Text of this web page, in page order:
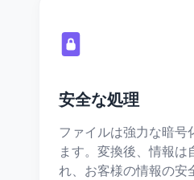
安全な処理
ファイルは強力な暗号
ます。変換後、情報は
れ、お客様の情報の安